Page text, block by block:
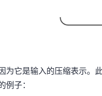
它是输入的压缩表示。
子：